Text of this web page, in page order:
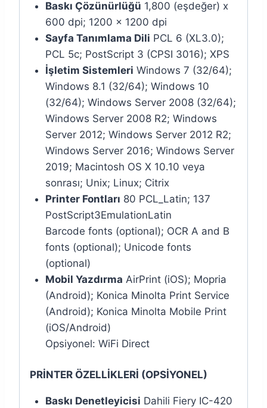
Baskı Çözünürlüğü 1,800 (eşdeğer) x
600 dpi; 1200 x 1200 dpi
Sayfa Tanımlama Dili PCL 6 (XL3.0);
PCL 5c; PostScript 3 (CPSI 3016); XPS
İşletim Sistemleri Windows 7 (32/64);
Windows 8.1 (32/64); Windows 10
(32/64); Windows Server 2008 (32/64);
Windows Server 2008 R2; Windows
Server 2012; Windows Server 2012 R2;
Windows Server 2016; Windows Server
2019; Macintosh OS X 10.10 veya
sonrası; Unix; Linux; Citrix
Printer Fontları 80 PCL_Latin; 137
PostScript3EmulationLatin
Barcode fonts (optional); OCR A and B
fonts (optional); Unicode fonts
(optional)
Mobil Yazdırma AirPrint (iOS); Mopria
(Android); Konica Minolta Print Service
(Android); Konica Minolta Mobile Print
(iOS/Android)
Opsiyonel: WiFi Direct
PRİNTER ÖZELLİKLERİ (OPSİYONEL)
Baskı Denetleyicisi Dahili Fiery IC-420